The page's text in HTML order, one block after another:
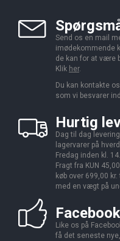
Send os en mail
imødekommende
de kan for at være
Klik her.
Du kan kontakte
som vi besvarer
Hurtig
Dag til dag
lagervarer på
Fredag inden kl.
Fragt fra KUN
køb over 699,00
med en vægt på
Facebook
Like os på
få det seneste